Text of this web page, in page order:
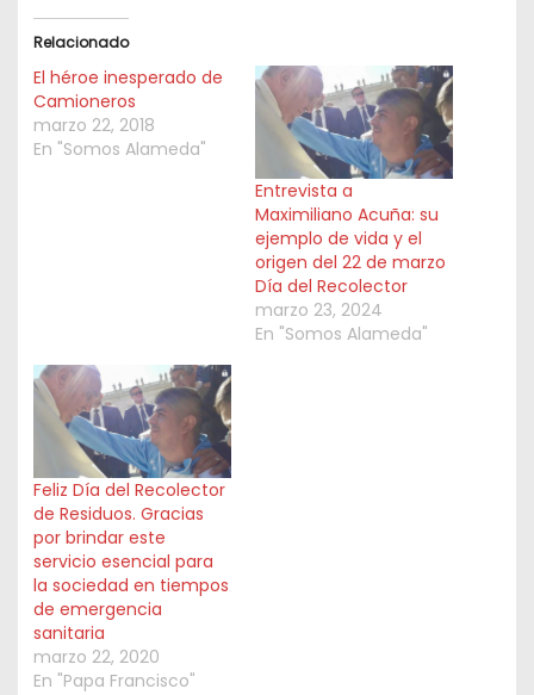
Relacionado
El héroe inesperado de
Camioneros
marzo 22, 2018
En "Somos Alameda"
Entrevista a
Maximiliano Acuña: su
ejemplo de vida y el
origen del 22 de marzo
Día del Recolector
marzo 23, 2024
En "Somos Alameda"
Feliz Día del Recolector
de Residuos. Gracias
por brindar este
servicio esencial para
la sociedad en tiempos
de emergencia
sanitaria
marzo 22, 2020
En "Papa Francisco"